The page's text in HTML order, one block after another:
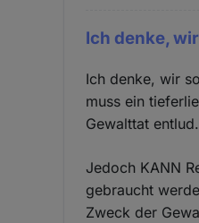
Ich denke,
Ich denke, wir
muss ein
Gewalttat entlud.
Jedoch KANN
gebraucht
Zweck der